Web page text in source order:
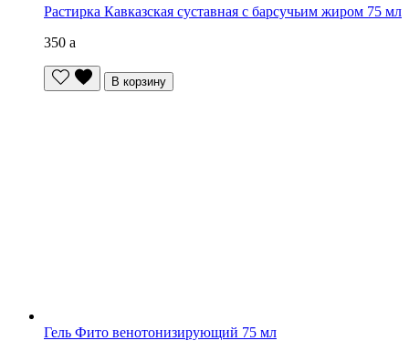
Растирка Кавказская суставная с барсучьим жиром 75 мл
350 a
В корзину
Гель Фито венотонизирующий 75 мл